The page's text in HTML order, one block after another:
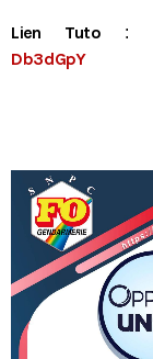
3 juillet 2026
Lien Tuto :
Db3dGpY